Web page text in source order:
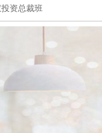
权投资总裁班